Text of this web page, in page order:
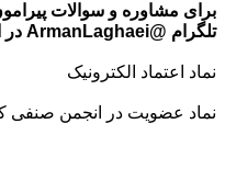
برای مشاوره و سوالات
تلگرام @ArmanLaghaei در ارتباط باشید.
نماد اعتماد الکترونیک
نماد عضویت در انجمن صنفی